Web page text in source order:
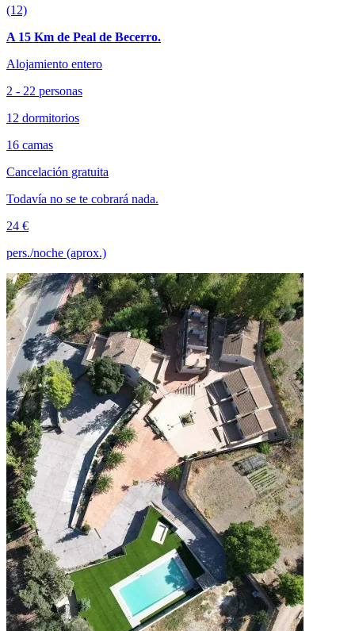
(12)
A 15 Km de Peal de Becerro.
Alojamiento entero
2 - 22 personas
12 dormitorios
16 camas
Cancelación gratuita
Todavía no se te cobrará nada.
24 €
pers./noche (aprox.)